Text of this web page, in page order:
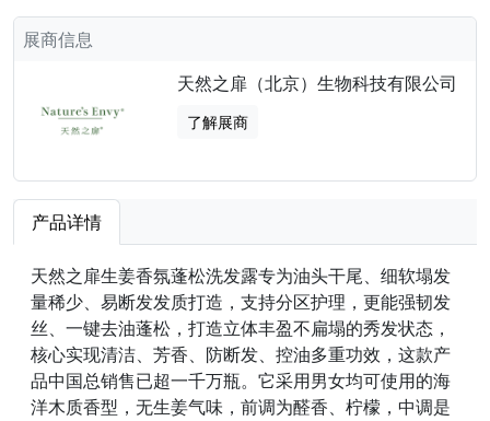
展商信息
天然之扉（北京）生物科技有限公司
了解展商
产品详情
天然之扉生姜香氛蓬松洗发露专为油头干尾、细软塌发
量稀少、易断发发质打造，支持分区护理，更能强韧发
丝、一键去油蓬松，打造立体丰盈不扁塌的秀发状态，
核心实现清洁、芳香、防断发、控油多重功效，这款产
品中国总销售已超一千万瓶。它采用男女均可使用的海
洋木质香型，无生姜气味，前调为醛香、柠檬，中调是